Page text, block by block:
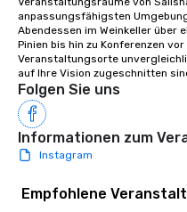
anpassungsfähigsten
Abendessen im Weinkeller über
Pinien bis hin zu Konferenzen
Veranstaltungsorte
auf Ihre Vision zugeschnitten
Folgen Sie uns
Informationen zum
Instagram
Empfohlene